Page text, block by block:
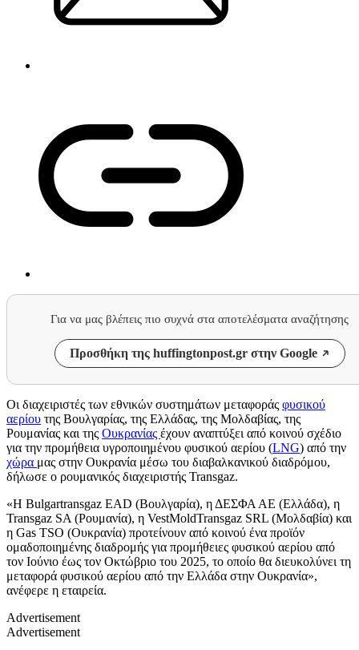
Για να μας βλέπεις πιο συχνά στα αποτελέσματα αναζήτησης
Προσθήκη της huffingtonpost.gr στην Google
Οι διαχειριστές των εθνικών συστημάτων μεταφοράς φυσικού
αερίου της Βουλγαρίας, της Ελλάδας, της Μολδαβίας, της
Ρουμανίας και της Ουκρανίας έχουν αναπτύξει από κοινού σχέδιο
για την προμήθεια υγροποιημένου φυσικού αερίου (LNG) από την
χώρα μας στην Ουκρανία μέσω του διαβαλκανικού διαδρόμου,
δήλωσε ο ρουμανικός διαχειριστής Transgaz.
«Η Bulgartransgaz EAD (Βουλγαρία), η ΔΕΣΦΑ ΑΕ (Ελλάδα), η
Transgaz SA (Ρουμανία), η VestMoldTransgaz SRL (Μολδαβία) και
η Gas TSO (Ουκρανία) προτείνουν από κοινού ένα προϊόν
ομαδοποιημένης διαδρομής για προμήθειες φυσικού αερίου από
τον Ιούνιο έως τον Οκτώβριο του 2025, το οποίο θα διευκολύνει τη
μεταφορά φυσικού αερίου από την Ελλάδα στην Ουκρανία»,
ανέφερε η εταιρεία.
Advertisement
Advertisement